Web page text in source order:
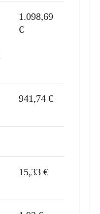
1.098,69
€
941,74 €
15,33 €